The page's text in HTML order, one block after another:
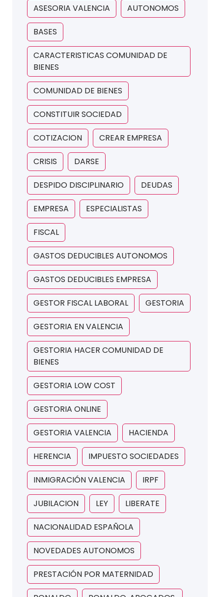
ASESORIA VALENCIA AUTONOMOS
BASES
CARACTERISTICAS COMUNIDAD DE
BIENES
COMUNIDAD DE BIENES
CONSTITUIR SOCIEDAD
COTIZACION CREAR EMPRESA
CRISIS DARSE
DESPIDO DISCIPLINARIO DEUDAS
EMPRESA ESPECIALISTAS
FISCAL
GASTOS DEDUCIBLES AUTONOMOS
GASTOS DEDUCIBLES EMPRESA
GESTOR FISCAL LABORAL GESTORIA
GESTORIA EN VALENCIA
GESTORIA HACER COMUNIDAD DE
BIENES
GESTORIA LOW COST
GESTORIA ONLINE
GESTORIA VALENCIA HACIENDA
HERENCIA IMPUESTO SOCIEDADES
INMIGRACIÓN VALENCIA IRPF
JUBILACION LEY LIBERATE
NACIONALIDAD ESPAÑOLA
NOVEDADES AUTONOMOS
PRESTACIÓN POR MATERNIDAD